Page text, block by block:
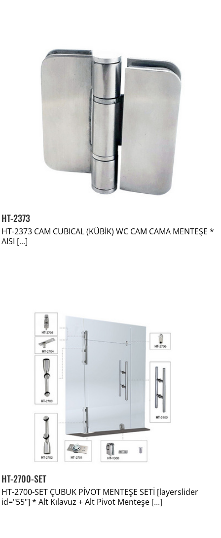
HT-2373
HT-2373 CAM CUBICAL (KÜBİK) WC CAM CAMA MENTEŞE *
AISI [...]
HT-2700-SET
HT-2700-SET ÇUBUK PİVOT MENTEŞE SETİ [layerslider
id="55"] * Alt Kılavuz + Alt Pivot Menteşe [...]